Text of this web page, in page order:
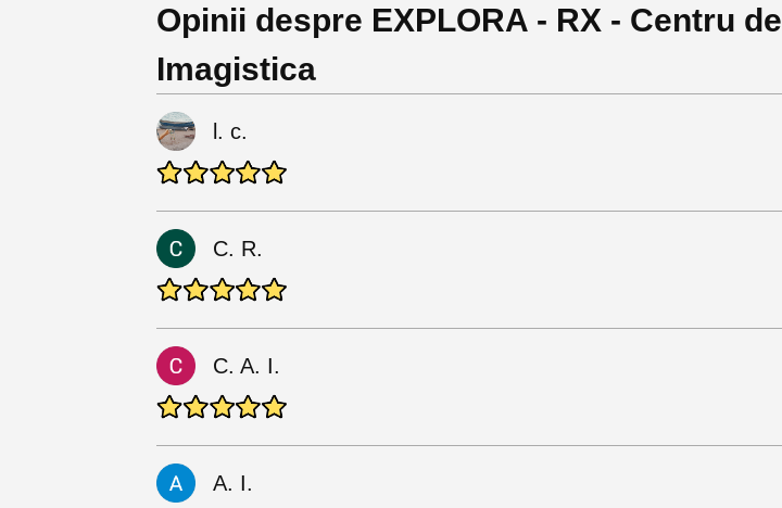
Opinii despre EXPLORA - RX - Centru de
Imagistica
l. c.
C. R.
C. A. I.
A. I.